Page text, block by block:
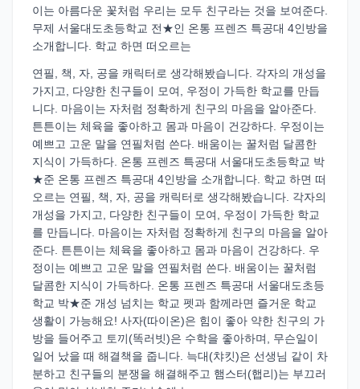
이는 아름다운 꽃처럼 우리는 모두 친구라는 것을 보여준다.
무제 서울대도초등학교 전★인 온통 프렌즈 특공대 4인방을
소개합니다. 학교 하면 떠오르는
연필, 책, 자, 공을 캐릭터로 생각해봤습니다. 각자의 개성을
가지고, 다양한 친구들이 모여, 우정이 가득한 학교를 만듭
니다. 마음이는 자처럼 정확하게 친구의 마음을 알아준다.
튼튼이는 체육을 좋아하고 몸과 마음이 건강하다. 우정이는
예쁘고 고운 말을 연필처럼 쓴다. 배움이는 꿀처럼 달콤한
지식이 가득하다. 온통 프렌즈 특공대 서울대도초등학교 박
★준 온통 프렌즈 특공대 4인방을 소개합니다. 학교 하면 떠
오르는 연필, 책, 자, 공을 캐릭터로 생각해봤습니다. 각자의
개성을 가지고, 다양한 친구들이 모여, 우정이 가득한 학교
를 만듭니다. 마음이는 자처럼 정확하게 친구의 마음을 알아
준다. 튼튼이는 체육을 좋아하고 몸과 마음이 건강하다. 우
정이는 예쁘고 고운 말을 연필처럼 쓴다. 배움이는 꿀처럼
달콤한 지식이 가득하다. 온통 프렌즈 특공대 서울대도초등
학교 박★준 개성 넘치는 학교 펫과 함께라면 즐거운 학교
생활이 가능해요! 사자(따이온)은 힘이 좋아 약한 친구의 가
방을 들어주고 토끼(똑러빗)은 수학을 좋아하며, 무슨일이
일어 났을 때 해결책을 줍니다. 늑대(챠킷)은 선생님 같이 차
분하고 친구들의 분쟁을 해결해주고 햄스터(햅리)는 부끄러